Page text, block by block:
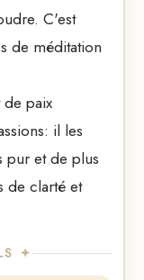
C'est
de méditation
de paix
il les
pur et de plus
de clarté et
✦